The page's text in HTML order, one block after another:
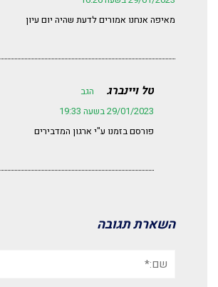
מאיפה אנחנו אמורים לדעת שהיה יום עיון
טל ויינברג
הגב
29/01/2023 בשעה 19:33
פורסם בזמנו ע"י ארגון המדבירים
השארת תגובה